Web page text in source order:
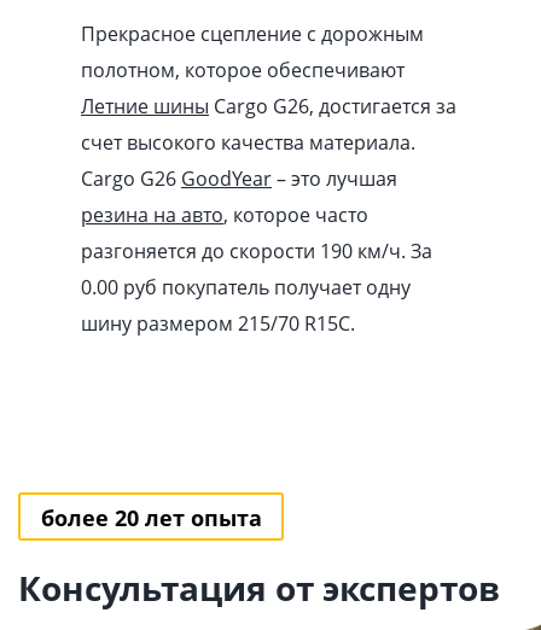
Прекрасное сцепление с дорожным
полотном, которое обеспечивают
Летние шины Cargo G26, достигается за
счет высокого качества материала.
Cargo G26 GoodYear– это лучшая
резина на авто, которое часто
разгоняется до скорости 190 км/ч. За
0.00 pуб покупатель получает одну
шину размером 215/70 R15C.
более 20 лет опыта
Консультация от экспертов